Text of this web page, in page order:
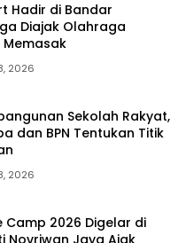
Hadir di Bandar
Diajak Olahraga
2026
Sekolah Rakyat,
dan BPN Tentukan Titik
2026
Camp 2026 Digelar di